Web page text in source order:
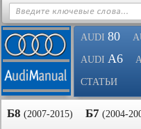
AUDI 80
AUDI A6
СТАТЬИ
Б8 (2007-2015) Б7 (2004-